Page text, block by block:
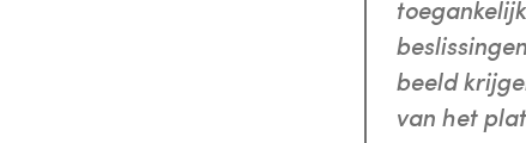
beeld
van het